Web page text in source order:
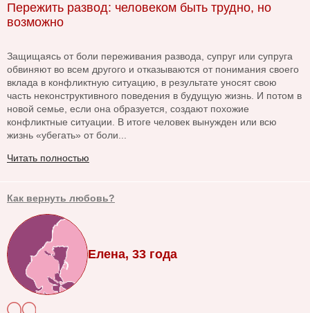
Пережить развод: человеком быть трудно, но
возможно
Защищаясь от боли переживания развода, супруг или супруга
обвиняют во всем другого и отказываются от понимания своего
вклада в конфликтную ситуацию, в результате уносят свою
часть неконструктивного поведения в будущую жизнь. И потом в
новой семье, если она образуется, создают похожие
конфликтные ситуации. В итоге человек вынужден или всю
жизнь «убегать» от боли...
Читать полностью
Как вернуть любовь?
Елена, 33 года